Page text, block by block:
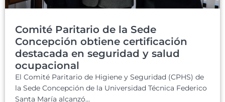
Comité Paritario de la Sede
Concepción obtiene certificación
destacada en seguridad y salud
ocupacional
El Comité Paritario de Higiene y Seguridad (CPHS) de
la Sede Concepción de la Universidad Técnica Federico
Santa María alcanzó...